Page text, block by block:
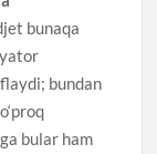
bunaqa
bundan
bular ham